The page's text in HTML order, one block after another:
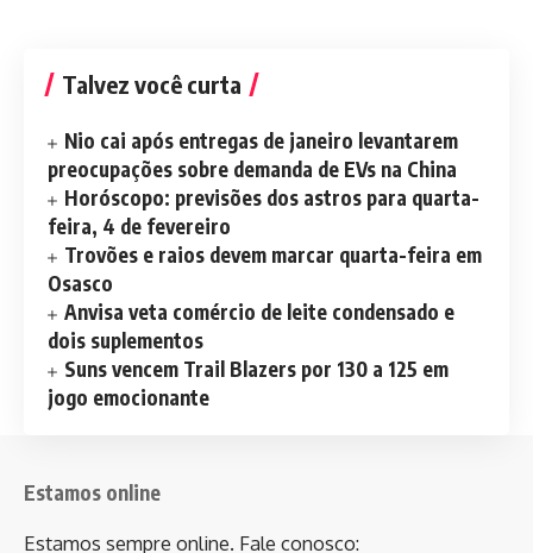
Talvez você curta
Nio cai após entregas de janeiro levantarem
preocupações sobre demanda de EVs na China
Horóscopo: previsões dos astros para quarta-
feira, 4 de fevereiro
Trovões e raios devem marcar quarta-feira em
Osasco
Anvisa veta comércio de leite condensado e
dois suplementos
Suns vencem Trail Blazers por 130 a 125 em
jogo emocionante
Estamos online
Estamos sempre online. Fale conosco: